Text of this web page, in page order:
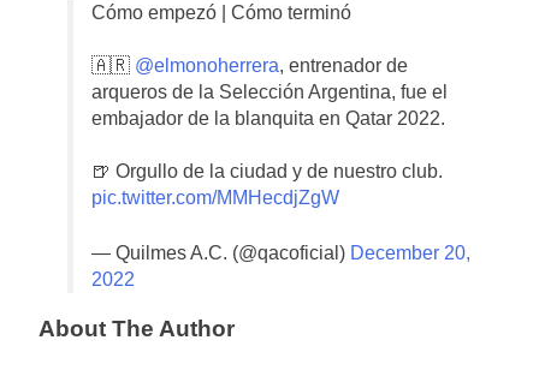
Cómo empezó | Cómo terminó
🇦🇷 @elmonoherrera, entrenador de
arqueros de la Selección Argentina, fue el
embajador de la blanquita en Qatar 2022.
🍺 Orgullo de la ciudad y de nuestro club.
pic.twitter.com/MMHecdjZgW
— Quilmes A.C. (@qacoficial) December 20,
2022
About The Author